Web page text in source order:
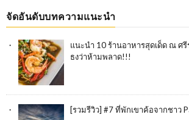
จัดอันดับบทความแนะนำ
แนะนำ 10 ร้านอาหารสุดเด็ด ณ ศ
ธงว่าห้ามพลาด!!!
[รวมรีวิว] #7 ที่พักเขาค้อจากชาว